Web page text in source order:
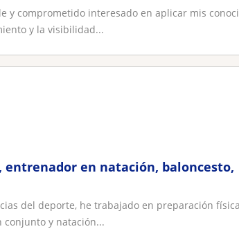
y comprometido interesado en aplicar mis
y la visibilidad...
entrenador en natación, baloncesto,
del deporte, he trabajado en preparación
conjunto y natación...